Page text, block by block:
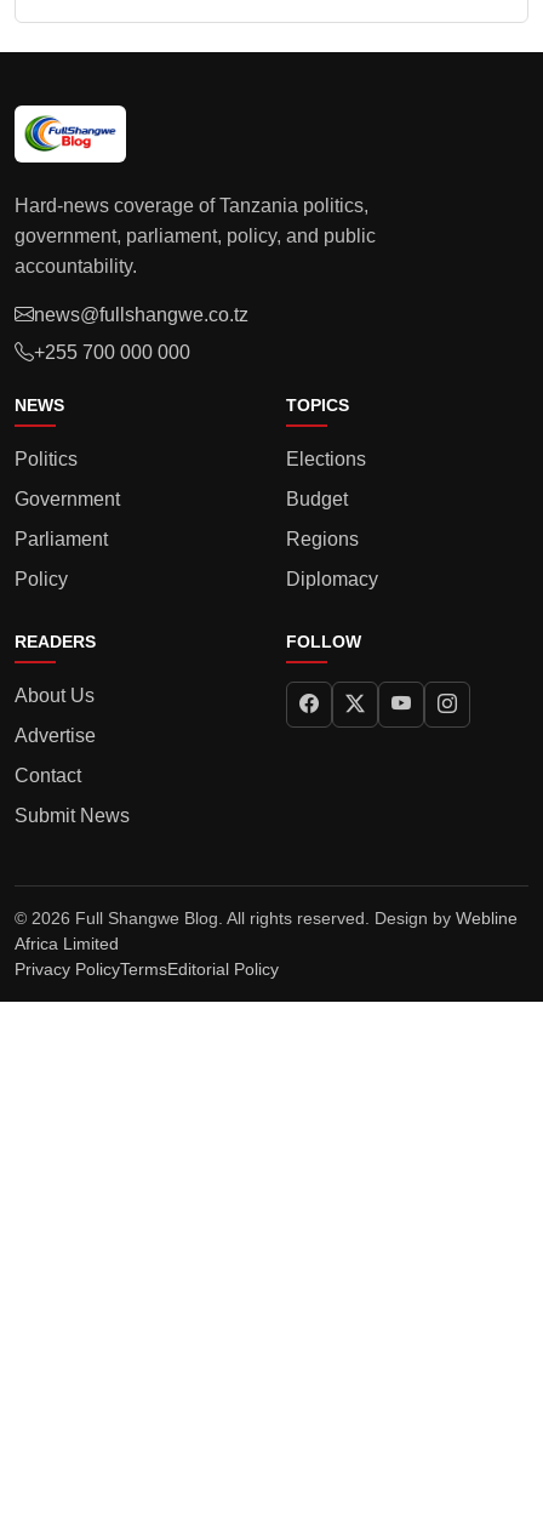
Hard-news coverage of Tanzania politics,
government, parliament, policy, and public
accountability.
news@fullshangwe.co.tz
+255 700 000 000
NEWS
Politics
Government
Parliament
Policy
TOPICS
Elections
Budget
Regions
Diplomacy
READERS
About Us
Advertise
Contact
Submit News
FOLLOW
© 2026 Full Shangwe Blog. All rights reserved. Design by Webline
Africa Limited
Privacy PolicyTermsEditorial Policy